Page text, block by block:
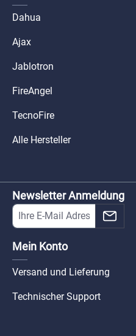
Dahua
Ajax
Jablotron
FireAngel
TecnoFire
Alle Hersteller
Newsletter Anmeldung
Mein Konto
Versand und Lieferung
Technischer Support